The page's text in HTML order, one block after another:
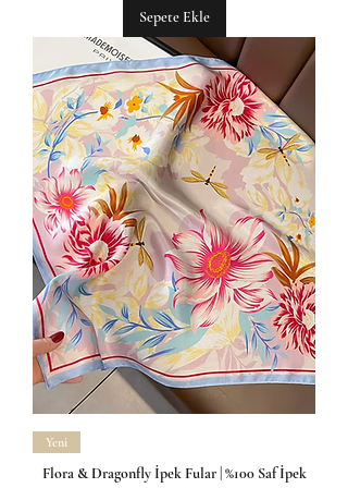
Sepete Ekle
Yeni
Flora & Dragonfly İpek Fular | %100 Saf İpek